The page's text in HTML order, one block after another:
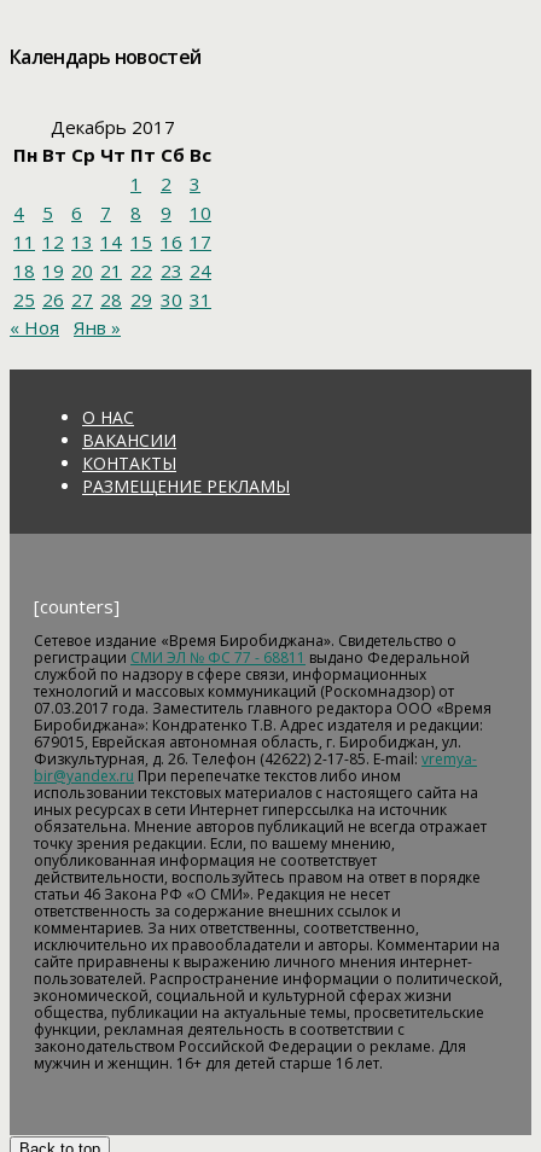
Календарь новостей
Декабрь 2017
Пн Вт Ср Чт Пт Сб Вс
1
2
3
4
5 6 7 8 9
10
11 12 13 14 15 16 17
18 19 20 21 22 23 24
25 26 27 28 29 30 31
« Ноя
Янв »
О НАС
ВАКАНСИИ
КОНТАКТЫ
РАЗМЕЩЕНИЕ РЕКЛАМЫ
[counters]
Сетевое издание «Время Биробиджана». Свидетельство о
регистрации СМИ ЭЛ № ФС 77 - 68811 выдано Федеральной
службой по надзору в сфере связи, информационных
технологий и массовых коммуникаций (Роскомнадзор) от
07.03.2017 года. Заместитель главного редактора ООО «Время
Биробиджана»: Кондратенко Т.В. Адрес издателя и редакции:
679015, Еврейская автономная область, г. Биробиджан, ул.
Физкультурная, д. 26. Телефон (42622) 2-17-85. E-mail: vremya-
bir@yandex.ru При перепечатке текстов либо ином
использовании текстовых материалов с настоящего сайта на
иных ресурсах в сети Интернет гиперссылка на источник
обязательна. Мнение авторов публикаций не всегда отражает
точку зрения редакции. Если, по вашему мнению,
опубликованная информация не соответствует
действительности, воспользуйтесь правом на ответ в порядке
статьи 46 Закона РФ «О СМИ». Редакция не несет
ответственность за содержание внешних ссылок и
комментариев. За них ответственны, соответственно,
исключительно их правообладатели и авторы. Комментарии на
сайте приравнены к выражению личного мнения интернет-
пользователей. Распространение информации о политической,
экономической, социальной и культурной сферах жизни
общества, публикации на актуальные темы, просветительские
функции, рекламная деятельность в соответствии с
законодательством Российской Федерации о рекламе. Для
мужчин и женщин. 16+ для детей старше 16 лет.